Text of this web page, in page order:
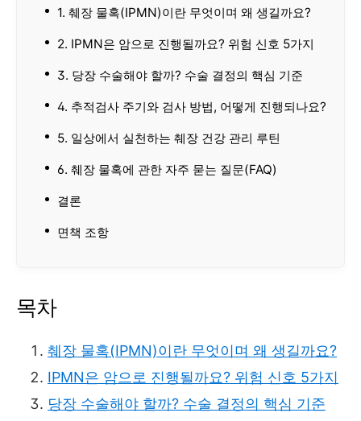
1. 췌장 물혹(IPMN)이란 무엇이며 왜 생길까요?
2. IPMN은 암으로 진행될까요? 위험 신호 5가지
3. 당장 수술해야 할까? 수술 결정의 핵심 기준
4. 추적검사 주기와 검사 방법, 어떻게 진행되나요?
5. 일상에서 실천하는 췌장 건강 관리 루틴
6. 췌장 물혹에 관한 자주 묻는 질문(FAQ)
결론
면책 조항
목차
췌장 물혹(IPMN)이란 무엇이며 왜 생길까요?
IPMN은 암으로 진행될까요? 위험 신호 5가지
당장 수술해야 할까? 수술 결정의 핵심 기준